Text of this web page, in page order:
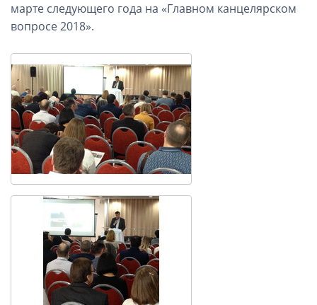
марте следующего года на «Главном канцелярском
вопросе 2018».